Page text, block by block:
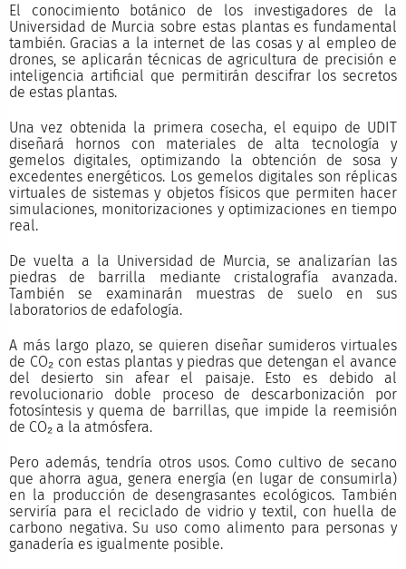
El conocimiento botánico de los investigadores de la
Universidad de Murcia sobre estas plantas es fundamental
también. Gracias a la internet de las cosas y al empleo de
drones, se aplicarán técnicas de agricultura de precisión e
inteligencia artificial que permitirán descifrar los secretos
de estas plantas.
Una vez obtenida la primera cosecha, el equipo de UDIT
diseñará hornos con materiales de alta tecnología y
gemelos digitales, optimizando la obtención de sosa y
excedentes energéticos. Los gemelos digitales son réplicas
virtuales de sistemas y objetos físicos que permiten hacer
simulaciones, monitorizaciones y optimizaciones en tiempo
real.
De vuelta a la Universidad de Murcia, se analizarían las
piedras de barrilla mediante cristalografía avanzada.
También se examinarán muestras de suelo en sus
laboratorios de edafología.
A más largo plazo, se quieren diseñar sumideros virtuales
de CO₂ con estas plantas y piedras que detengan el avance
del desierto sin afear el paisaje. Esto es debido al
revolucionario doble proceso de descarbonización por
fotosíntesis y quema de barrillas, que impide la reemisión
de CO₂ a la atmósfera.
Pero además, tendría otros usos. Como cultivo de secano
que ahorra agua, genera energía (en lugar de consumirla)
en la producción de desengrasantes ecológicos. También
serviría para el reciclado de vidrio y textil, con huella de
carbono negativa. Su uso como alimento para personas y
ganadería es igualmente posible.